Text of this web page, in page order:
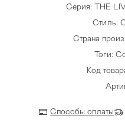
Серия: THE
Стиль:
Страна
Тэги:
Код
Способы оплаты